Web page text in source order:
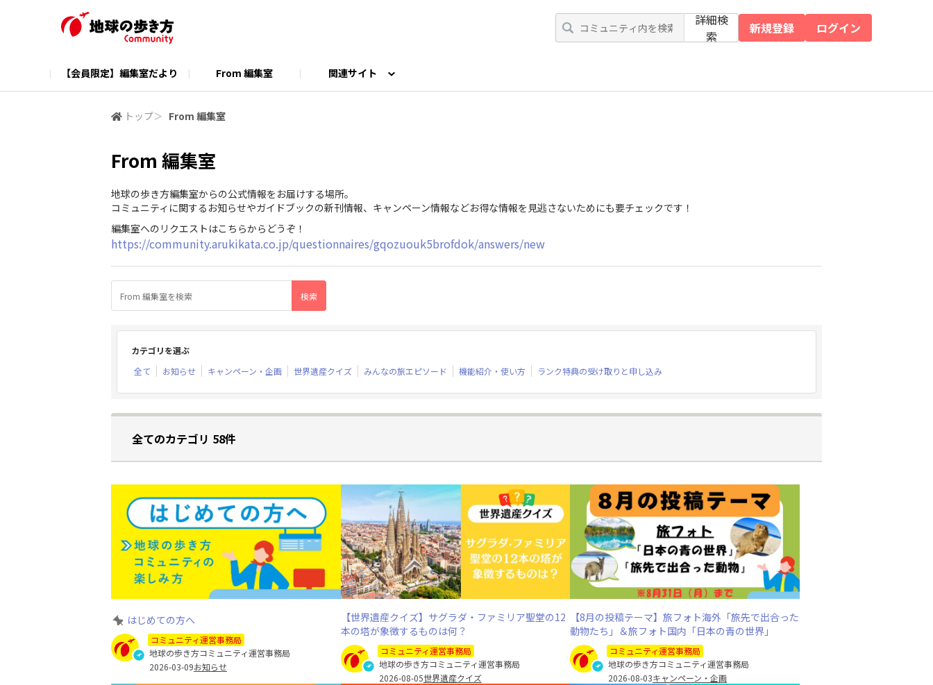
詳細検
索
新規登録 ログイン
【会員限定】編集室だより From 編集室 関連サイト
トップ＞ From 編集室
From 編集室
地球の歩き方編集室からの公式情報をお届けする場所。
コミュニティに関するお知らせやガイドブックの新刊情報、キャンペーン情報などお得な情報を見逃さないためにも要チェックです！
編集室へのリクエストはこちらからどうぞ！
https://community.arukikata.co.jp/questionnaires/gqozuouk5brofdok/answers/new
カテゴリを選ぶ
全て
お知らせ キャンペーン・企画 世界遺産クイズ みんなの旅エピソード 機能紹介・使い方 ランク特典の受け取りと申し込み
全てのカテゴリ 58件
はじめての方へ
コミュニティ運営事務局
地球の歩き方コミュニティ運営事務局
2026-03-09お知らせ
【世界遺産クイズ】サグラダ・ファミリア聖堂の12
本の塔が象徴するものは何？
コミュニティ運営事務局
地球の歩き方コミュニティ運営事務局
2026-08-05世界遺産クイズ
【8月の投稿テーマ】旅フォト海外「旅先で出合った
動物たち」＆旅フォト国内「日本の青の世界」
コミュニティ運営事務局
地球の歩き方コミュニティ運営事務局
2026-08-03キャンペーン・企画